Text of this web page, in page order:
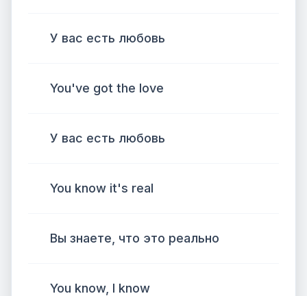
У вас есть любовь
You've got the love
У вас есть любовь
You know it's real
Вы знаете, что это реально
You know, I know